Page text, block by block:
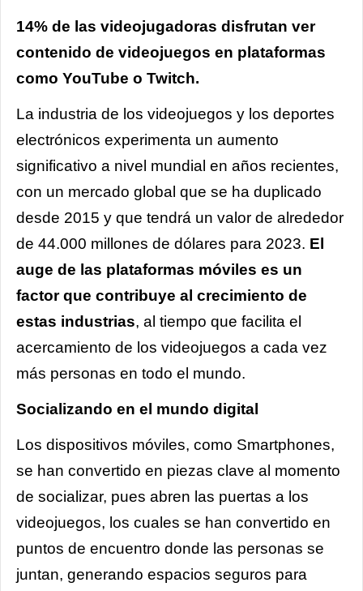
14% de las videojugadoras disfrutan ver
contenido de videojuegos en plataformas
como YouTube o Twitch.
La industria de los videojuegos y los deportes
electrónicos experimenta un aumento
significativo a nivel mundial en años recientes,
con un mercado global que se ha duplicado
desde 2015 y que tendrá un valor de alrededor
de 44.000 millones de dólares para 2023. El
auge de las plataformas móviles es un
factor que contribuye al crecimiento de
estas industrias, al tiempo que facilita el
acercamiento de los videojuegos a cada vez
más personas en todo el mundo.
Socializando en el mundo digital
Los dispositivos móviles, como Smartphones,
se han convertido en piezas clave al momento
de socializar, pues abren las puertas a los
videojuegos, los cuales se han convertido en
puntos de encuentro donde las personas se
juntan, generando espacios seguros para